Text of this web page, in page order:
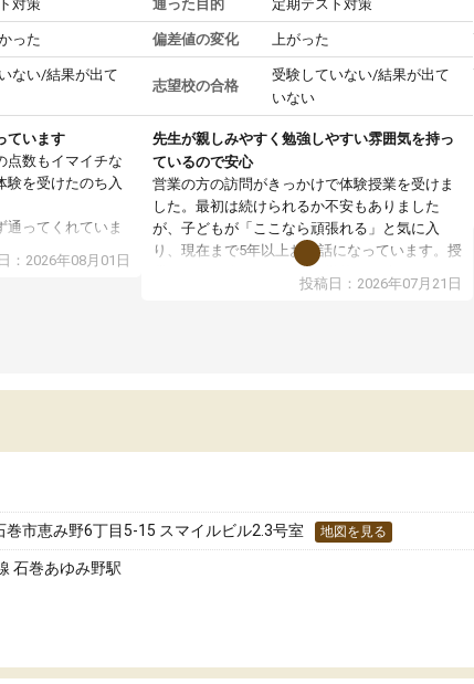
対策
った
ない/結果が出て
ています
点数もイマイチな
験を受けたのち入
通ってくれていま
笑顔で対応して頂
るしかない点が
：2026年08月01日
通った目的 定期テスト対策
偏差値の変化 上がった
志望校の合格
受験していない/結果が出て
いない
先生が親しみやすく勉強しやすい雰囲気を持っ
ているので安心
営業の方の訪問がきっかけで体験授業を受けま
した。最初は続けられるか不安もありました
が、子どもが「ここなら頑張れる」と気に入
り、現在まで5年以上お世話になっています。授
業はとても分かりやすく、学校とは違った解き
方や、子どもに合った覚え方・考え方を丁寧に
お世話になりたいと思える塾です。
投稿日：2026年07月21日
巻市恵み野6丁目5-15 スマイルビル2.3号室 地図を見る
石巻あゆみ野駅